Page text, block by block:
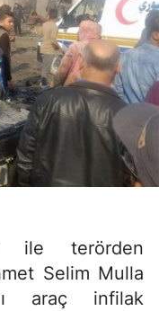
ile terörden
Selim Mulla
araç infilak